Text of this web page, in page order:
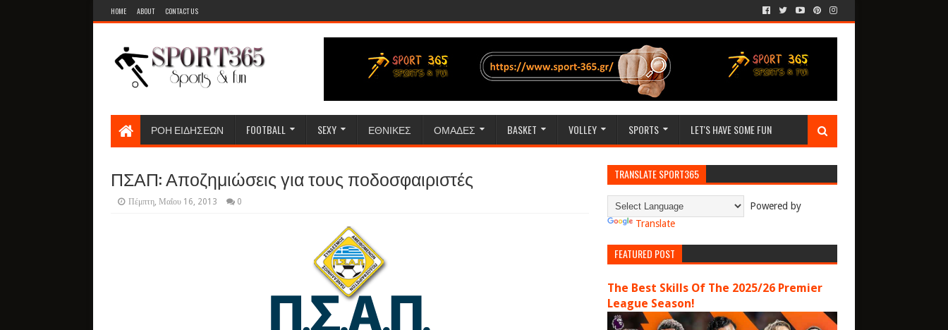
HOME ABOUT CONTACT US
ΡΟΗ ΕΙΔΗΣΕΩΝ FOOTBALL SEXY ΕΘΝΙΚΕΣ ΟΜΑΔΕΣ BASKET VOLLEY SPORTS LET'S HAVE SOME FUN
ΠΣΑΠ: Αποζημιώσεις για τους ποδοσφαιριστές
Πέμπτη, Μαΐου 16, 2013 0
TRANSLATE SPORT365
Powered by
Translate
FEATURED POST
The Best Skills Of The 2025/26 Premier
League Season!